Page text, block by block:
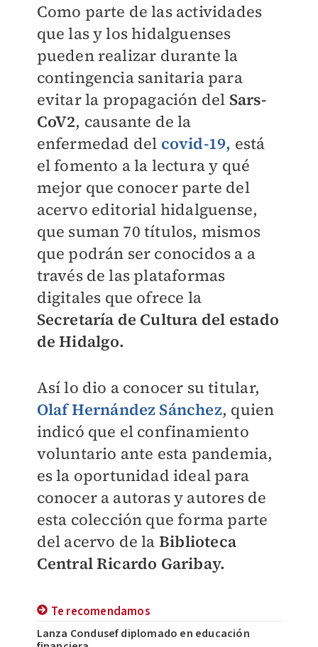
Como parte de las actividades
que las y los hidalguenses
pueden realizar durante la
contingencia sanitaria para
evitar la propagación del Sars-
CoV2, causante de la
enfermedad del covid-19, está
el fomento a la lectura y qué
mejor que conocer parte del
acervo editorial hidalguense,
que suman 70 títulos, mismos
que podrán ser conocidos a a
través de las plataformas
digitales que ofrece la
Secretaría de Cultura del estado
de Hidalgo.
Así lo dio a conocer su titular,
Olaf Hernández Sánchez, quien
indicó que el confinamiento
voluntario ante esta pandemia,
es la oportunidad ideal para
conocer a autoras y autores de
esta colección que forma parte
del acervo de la Biblioteca
Central Ricardo Garibay.
Te recomendamos
Lanza Condusef diplomado en educación